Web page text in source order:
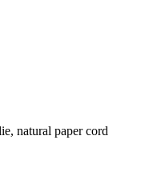
natural paper cord